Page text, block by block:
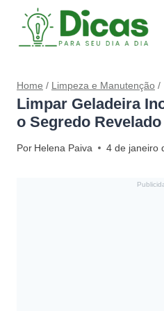
para
Home / Limpeza e Manutenção /
Limpar Geladeira
o Segredo Revelado
Por Helena Paiva 4 de janeiro